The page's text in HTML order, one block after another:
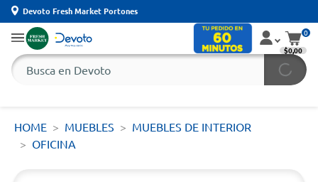
Devoto Fresh Market Portones
0
$0,00
HOME MUEBLES
MUEBLES DE INTERIOR
OFICINA